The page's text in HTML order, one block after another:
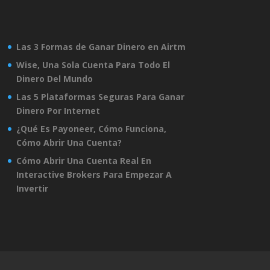
Las 3 Formas de Ganar Dinero en Airtm
Wise, Una Sola Cuenta Para Todo El
Dinero Del Mundo
Las 5 Plataformas Seguras Para Ganar
Dinero Por Internet
¿Qué Es Payoneer, Cómo Funciona,
Cómo Abrir Una Cuenta?
Cómo Abrir Una Cuenta Real En
Interactive Brokers Para Empezar A
Invertir